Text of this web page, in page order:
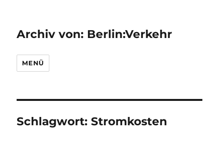
Archiv von: Berlin:Verkehr
MENÜ
Schlagwort:Stromkosten